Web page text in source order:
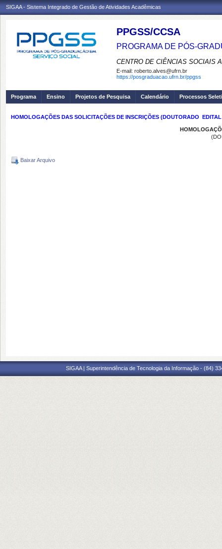
SIGAA - Sistema Integrado de Gestão de Atividades Acadêmicas
PPGSS/CCSA
PROGRAMA DE PÓS-
CENTRO DE CIÊNCIAS SOCIAIS
E-mail: roberto.alves@ufrn.br
https://posgraduacao.ufrn.br/ppgss
Programa Ensino Projetos de Pesquisa Calendário Processos
HOMOLOGAÇÕES DAS SOLICITAÇÕES DE INSCRIÇÕES (DOUTORADO 
Baixar Arquivo
SIGAA | Superintendência de Tecnologia da Informação - (84)